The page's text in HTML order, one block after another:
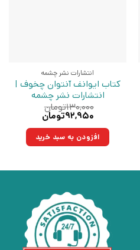
انتشارات نشر چشمه
کتاب ایوانف آنتوان چخوف |
انتشارات نشر چشمه
۱۳۰,۰۰۰تومان
قیمت
۱۳۰,۰۰۰تومان
بود.
۹۲,۹۵۰تومان
۹۲,۹۵۰تومان.افزودن به سبد خرید